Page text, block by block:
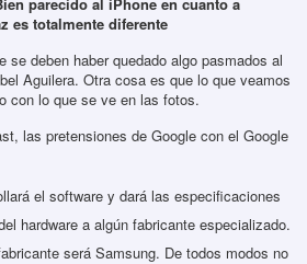
es totalmente diferente
se deben haber quedado algo pasmados al
Aguilera. Otra cosa es que lo que veamos
con lo que se ve en las fotos.
las pretensiones de Google con el Google
el software y dará las especificaciones
hardware a algún fabricante especializado.
será Samsung. De todos modos no